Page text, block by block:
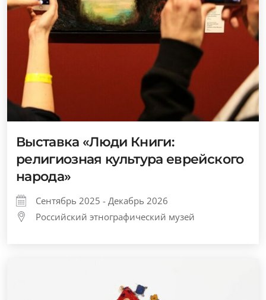
Выставка «Люди Книги:
религиозная культура еврейского
народа»
Сентябрь 2025 - Декабрь 2026
Российский этнографический музей